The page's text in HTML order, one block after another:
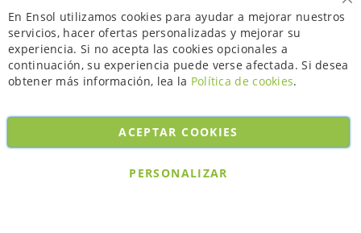
Copyright © 2026. All rights reserved. Powered byBobaly Partners.
En Ensol utilizamos cookies para ayudar a mejorar nuestros
servicios, hacer ofertas personalizadas y mejorar su
experiencia. Si no acepta las cookies opcionales a
continuación, su experiencia puede verse afectada. Si desea
obtener más información, lea la Política de cookies.
ACEPTAR COOKIES
PERSONALIZAR